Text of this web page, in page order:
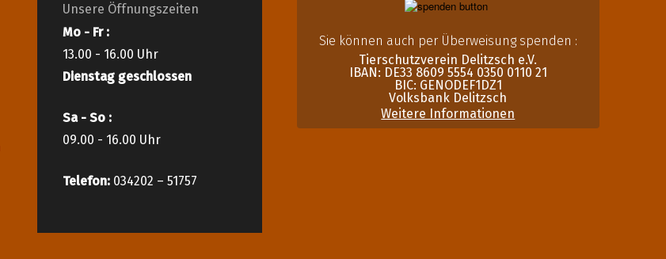
Unsere Öffnungszeiten
Mo - Fr :
13.00 - 16.00 Uhr
Dienstag geschlossen
Sa - So :
09.00 - 16.00 Uhr
Telefon: 034202 – 51757
Sie können auch per Überweisung spenden :
Tierschutzverein Delitzsch e.V.
IBAN: DE33 8609 5554 0350 0110 21
BIC: GENODEF1DZ1
Volksbank Delitzsch
Weitere Informationen